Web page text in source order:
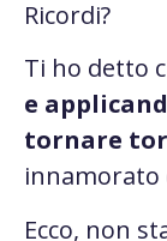
Ricordi?
Ti ho detto
e
tornare
innamorato
Ecco, non